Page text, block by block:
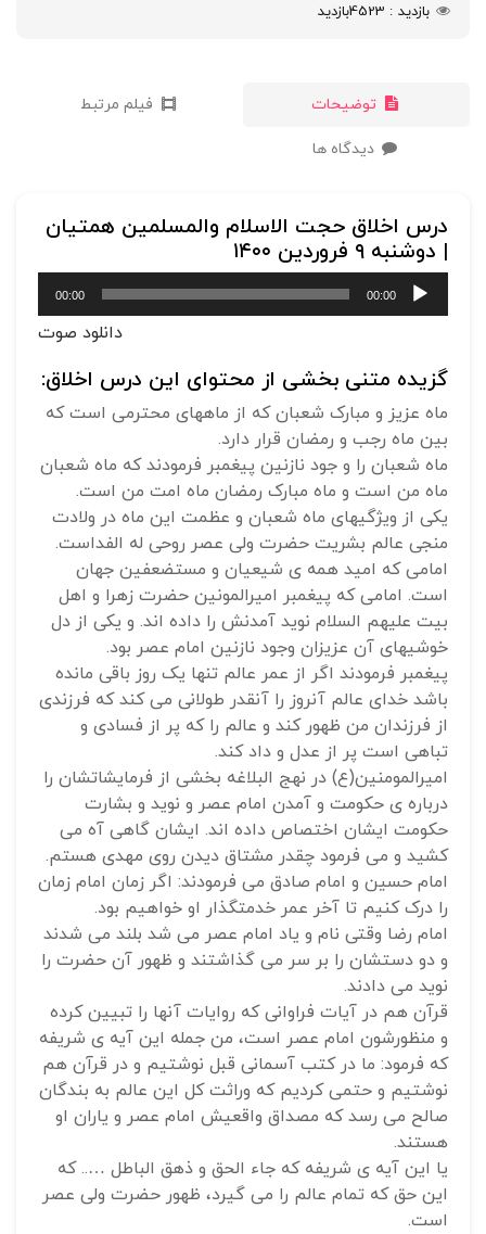
بازدید
4523بازدید
توضیحات فیلم مرتبط
دیدگاه ها
درس اخلاق حجت الاسلام والمسلمین همتیان
| دوشنبه ۹ فروردین ۱۴۰۰
پخش‌کننده
صوت
00:00
00:00
دانلود صوت
گزیده متنی بخشی از محتوای این درس اخلاق:
ماه عزیز و مبارک شعبان که از ماههای محترمی است که
بین ماه رجب و رمضان قرار دارد.
ماه شعبان را و جود نازنین پیغمبر فرمودند که ماه شعبان
ماه من است و ماه مبارک رمضان ماه امت من است.
یکی از ویژگیهای ماه شعبان و عظمت این ماه در ولادت
منجی عالم بشریت حضرت ولی عصر روحی له الفداست.
امامی که امید همه ی شیعیان و مستضعفین جهان
است. امامی که پیغمبر امیرالمونین حضرت زهرا و اهل
بیت علیهم السلام نوید آمدنش را داده اند. و یکی از دل
خوشیهای آن عزیزان وجود نازنین امام عصر بود.
پیغمبر فرمودند اگر از عمر عالم تنها یک روز باقی مانده
باشد خدای عالم آنروز را آنقدر طولانی می کند که فرزندی
از فرزندان من ظهور کند و عالم را که پر از فسادی و
تباهی است پر از عدل و داد کند.
امیرالمومنین(ع) در نهج البلاغه بخشی از فرمایشاتشان را
درباره ی حکومت و آمدن امام عصر و نوید و بشارت
حکومت ایشان اختصاص داده اند. ایشان گاهی آه می
کشید و می فرمود چقدر مشتاق دیدن روی مهدی هستم.
امام حسین و امام صادق می فرمودند: اگر زمان امام زمان
را درک کنیم تا آخر عمر خدمتگذار او خواهیم بود.
امام رضا وقتی نام و یاد امام عصر می شد بلند می شدند
و دو دستشان را بر سر می گذاشتند و ظهور آن حضرت را
نوید می دادند.
قرآن هم در آیات فراوانی که روایات آنها را تبیین کرده
و منظورشون امام عصر است، من جمله این آیه ی شریفه
که فرمود: ما در کتب آسمانی قبل نوشتیم و در قرآن هم
نوشتیم و حتمی کردیم که وراثت کل این عالم به بندگان
صالح می رسد که مصداق واقعیش امام عصر و یاران او
هستند.
یا این آیه ی شریفه که جاء الحق و ذهق الباطل ….. که
این حق که تمام عالم را می گیرد، ظهور حضرت ولی عصر
است.